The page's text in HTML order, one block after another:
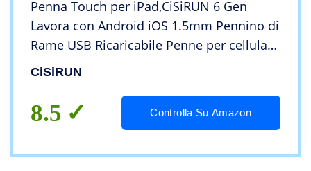
Penna Touch per iPad,CiSiRUN 6 Gen
Lavora con Android iOS 1.5mm Pennino di
Rame USB Ricaricabile Penne per cellulari-
Apple
/Galaxy/HTC/LG/all Smartphones&Tablet
CiSiRUN
8.5 Controlla Su Amazon